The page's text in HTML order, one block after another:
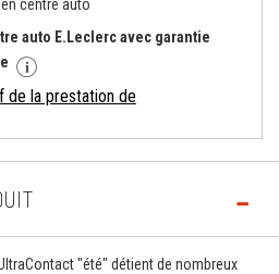
centre auto
auto E.Leclerc avec garantie
de la prestation de
"été" détient de nombreux